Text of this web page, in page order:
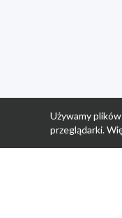
Używamy
przeglądarki.